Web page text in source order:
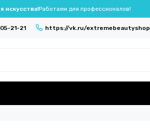
искусства!Работаем для профессионалов!
21-21 https://vk.ru/extremebeautyshop